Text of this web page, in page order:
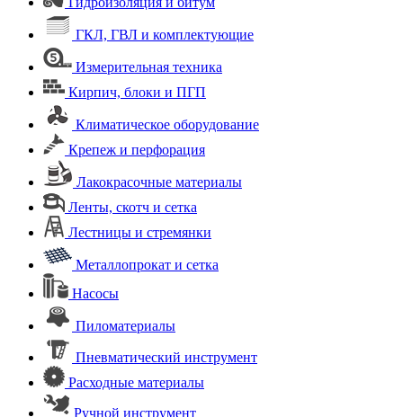
ГКЛ, ГВЛ и комплектующие
Измерительная техника
Кирпич, блоки и ПГП
Климатическое оборудование
Крепеж и перфорация
Лакокрасочные материалы
Ленты, скотч и сетка
Лестницы и стремянки
Металлопрокат и сетка
Насосы
Пиломатериалы
Пневматический инструмент
Расходные материалы
Ручной инструмент